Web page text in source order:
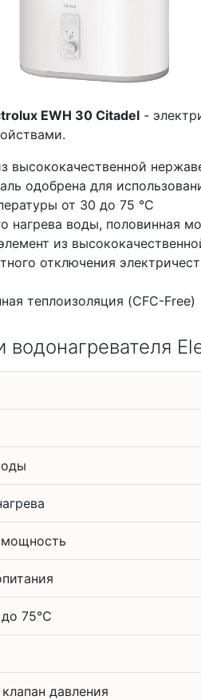
EWH 30 Citadel -
высококачественной
одобрена для
от 30 до 75 °С
нагрева воды, половинная
из
отключения
теплоизоляция (CFC-Free)
водонагревателя
75°С
давления